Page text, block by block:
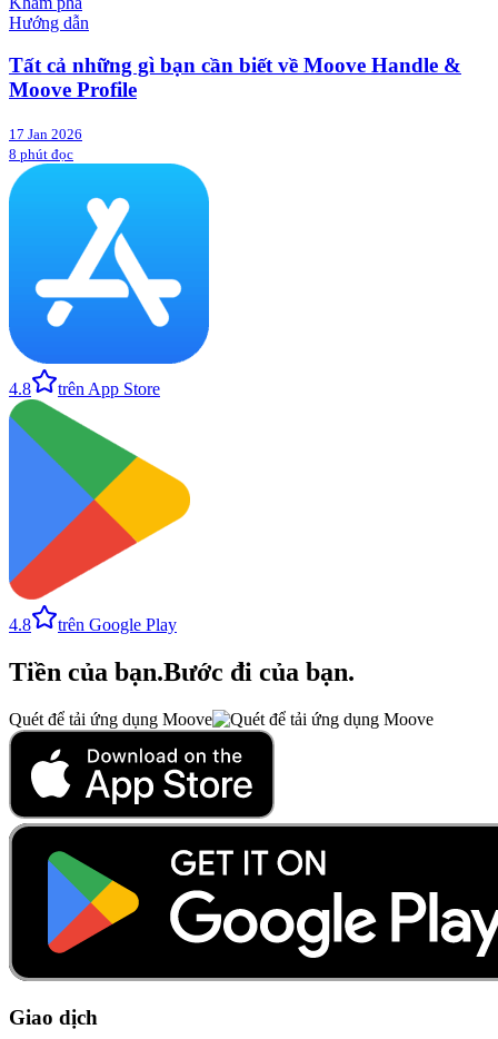
Hướng dẫn
Tất cả những gì bạn cần biết về Moove Handle &
Moove Profile
17 Jan 2026
8 phút đọc
4.8 trên App Store
4.8 trên Google Play
Tiền của bạn.Bước đi của bạn.
Quét để tải ứng dụng Moove
Giao dịch